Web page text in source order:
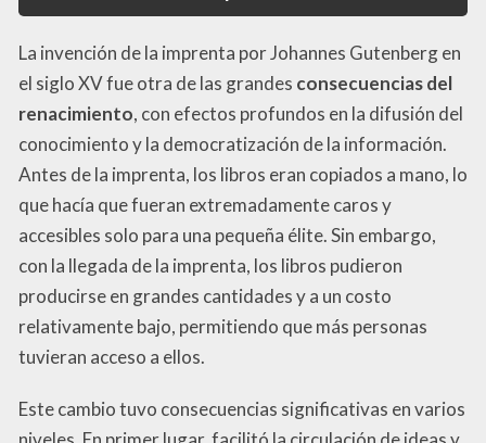
La invención de la imprenta por Johannes Gutenberg en
el siglo XV fue otra de las grandes consecuencias del
renacimiento, con efectos profundos en la difusión del
conocimiento y la democratización de la información.
Antes de la imprenta, los libros eran copiados a mano, lo
que hacía que fueran extremadamente caros y
accesibles solo para una pequeña élite. Sin embargo,
con la llegada de la imprenta, los libros pudieron
producirse en grandes cantidades y a un costo
relativamente bajo, permitiendo que más personas
tuvieran acceso a ellos.
Este cambio tuvo consecuencias significativas en varios